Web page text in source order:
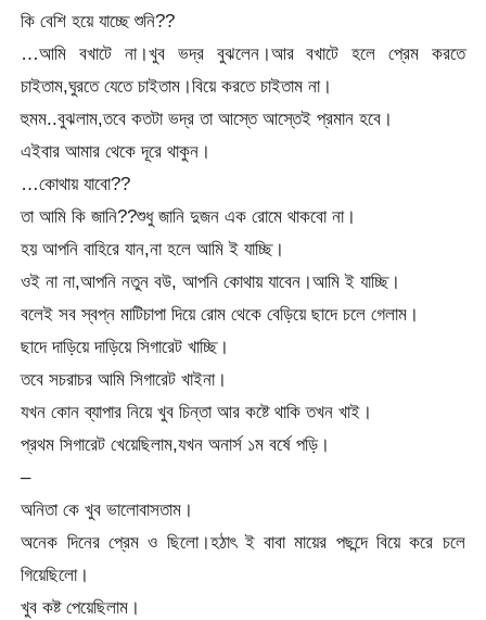
কি বেশি হয়ে যাচ্ছে শুনি??
…আমি বখাটে না।খুব ভদ্র বুঝলেন।আর বখাটে হলে প্রেম করতে
চাইতাম,ঘুরতে যেতে চাইতাম।বিয়ে করতে চাইতাম না।
হুমম..বুঝলাম,তবে কতটা ভদ্র তা আস্তে আস্তেই প্রমান হবে।
এইবার আমার থেকে দূরে থাকুন।
…কোথায় যাবো??
তা আমি কি জানি??শুধু জানি দুজন এক রোমে থাকবো না।
হয় আপনি বাহিরে যান,না হলে আমি ই যাচ্ছি।
ওই না না,আপনি নতুন বউ, আপনি কোথায় যাবেন।আমি ই যাচ্ছি।
বলেই সব স্বপ্ন মাটিচাপা দিয়ে রোম থেকে বেড়িয়ে ছাদে চলে গেলাম।
ছাদে দাড়িয়ে দাড়িয়ে সিগারেট খাচ্ছি।
তবে সচরাচর আমি সিগারেট খাইনা।
যখন কোন ব্যাপার নিয়ে খুব চিন্তা আর কষ্টে থাকি তখন খাই।
প্রথম সিগারেট খেয়েছিলাম,যখন অনার্স ১ম বর্ষে পড়ি।
–
অনিতা কে খুব ভালোবাসতাম।
অনেক দিনের প্রেম ও ছিলো।হঠাৎ ই বাবা মায়ের পছন্দে বিয়ে করে চলে
গিয়েছিলো।
খুব কষ্ট পেয়েছিলাম।